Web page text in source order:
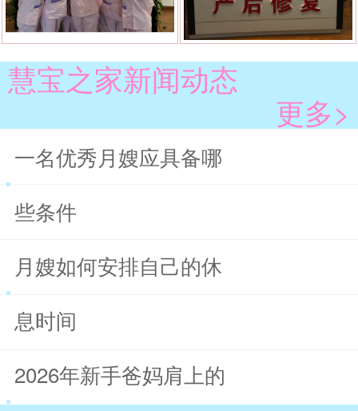
慧宝之家新闻动态
更多>
一名优秀月嫂应具备哪
些条件
月嫂如何安排自己的休
息时间
2026年新手爸妈肩上的